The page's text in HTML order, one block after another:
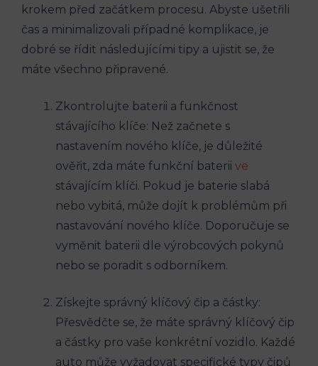
krokem před začátkem procesu.⁤ Abyste ušetřili
čas a ‍minimalizovali případné komplikace, je
dobré se řídit následujícími tipy a ujistit se, že
máte všechno připravené.
Zkontrolujte baterii a funkčnost
stávajícího ‍klíče: Než začnete s
nastavením nového ​klíče, je důležité
ověřit, zda máte funkční baterii ve
stávajícím klíči. Pokud je baterie slabá
nebo vybitá, může⁢ dojít k problémům‌ při
‌nastavování nového klíče. Doporučuje ‍se‌
vyměnit baterii dle výrobcových pokynů
nebo se ⁢poradit s odborníkem.
Získejte správný klíčový ‌čip a částky:
Přesvědčte se, že máte správný ​klíčový čip
a částky pro⁣ vaše​ konkrétní vozidlo. Každé
auto může vyžadovat specifické typy čipů